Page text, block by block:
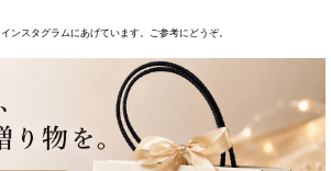
ンスタグラムにあげています。ご参考にどうぞ。